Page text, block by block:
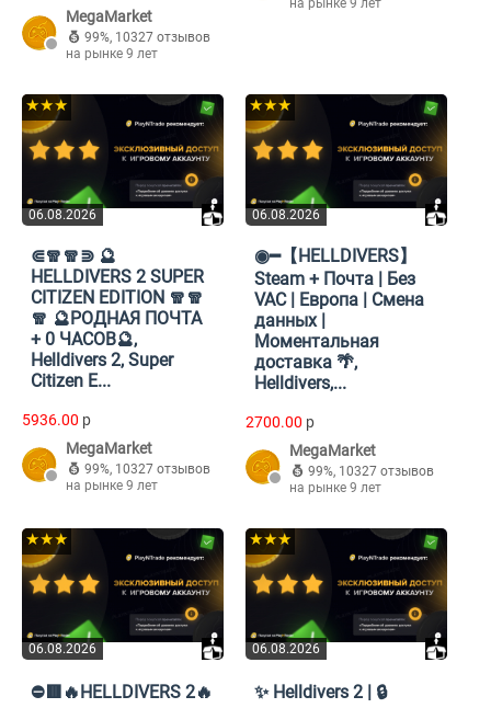
MegaMarket
99%, 10327 отзывов
на рынке 9 лет
на рынке 9 лет
06.08.2026
★★★
⋐🧣🧣⋑ 🔮
HELLDIVERS 2 SUPER
CITIZEN EDITION 🧣🧣
🧣 🔮РОДНАЯ ПОЧТА
+ 0 ЧАСОВ🔮,
Helldivers 2, Super
Citizen E...
5936.00 p
MegaMarket
99%, 10327 отзывов
на рынке 9 лет
06.08.2026
★★★
◉━【HELLDIVERS】
Steam + Почта | Без
VAC | Европа | Смена
данных |
Моментальная
доставка 🌴,
Helldivers,...
2700.00 p
MegaMarket
99%, 10327 отзывов
на рынке 9 лет
06.08.2026
★★★
⛔🟥🔥HELLDIVERS 2🔥
06.08.2026
★★★
✨ Helldivers 2 | 🔒